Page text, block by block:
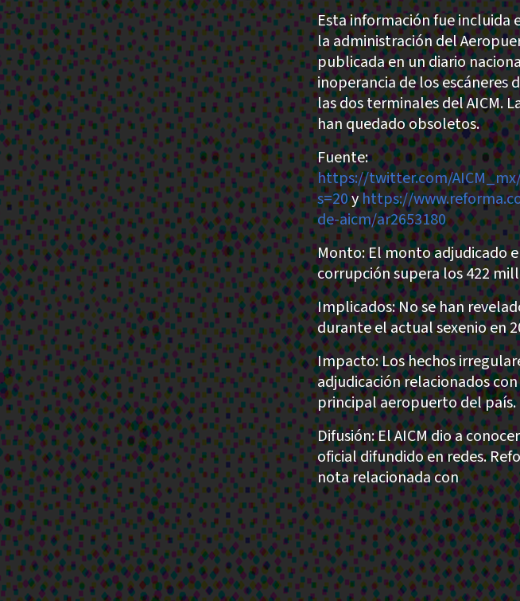
Esta información fue incluida
la administración del
publicada en un diario
inoperancia de los
las dos terminales del AICM.
han quedado obsoletos.
Fuente:
https://twitter.com/
s=20yhttps://
de-aicm/ar2653180
Monto: El monto adjudicado
corrupción supera los 422
Implicados: No se han
durante el actual sexenio en
Impacto: Los hechos
adjudicación relacionados
principal aeropuerto del país.
Difusión: El AICM dio a
oficial difundido en redes.
nota relacionada con